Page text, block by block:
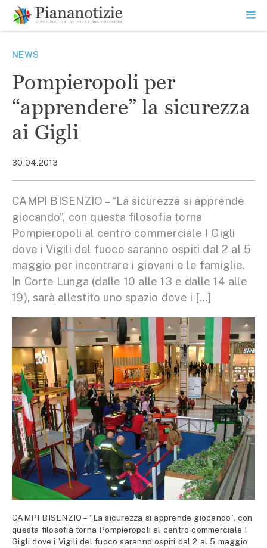
contenuto
SEARCH
NEWS
Pompieropoli per
“apprendere” la sicurezza
ai Gigli
30.04.2013
CAMPI BISENZIO – “La sicurezza si apprende
giocando”, con questa filosofia torna
Pompieropoli al centro commerciale I Gigli
dove i Vigili del fuoco saranno ospiti dal 2 al 5
maggio per incontrare i giovani e le famiglie.
In Corte Lunga (dalle 10 alle 13 e dalle 14 alle
19), sarà allestito uno spazio dove i […]
CAMPI BISENZIO – “La sicurezza si apprende giocando”, con
questa filosofia torna Pompieropoli al centro commerciale I
Gigli dove i Vigili del fuoco saranno ospiti dal 2 al 5 maggio